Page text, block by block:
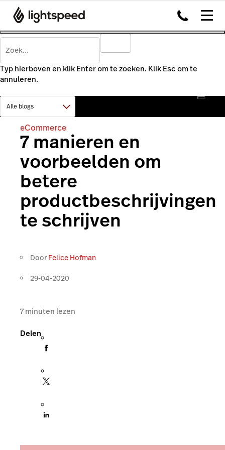
Typ hierboven en klik Enter om te zoeken. Klik Esc om te
annuleren.
eCommerce
7 manieren en
voorbeelden om
betere
productbeschrijvingen
te schrijven
Door Felice Hofman
29-04-2020
7minuten lezen
Delen